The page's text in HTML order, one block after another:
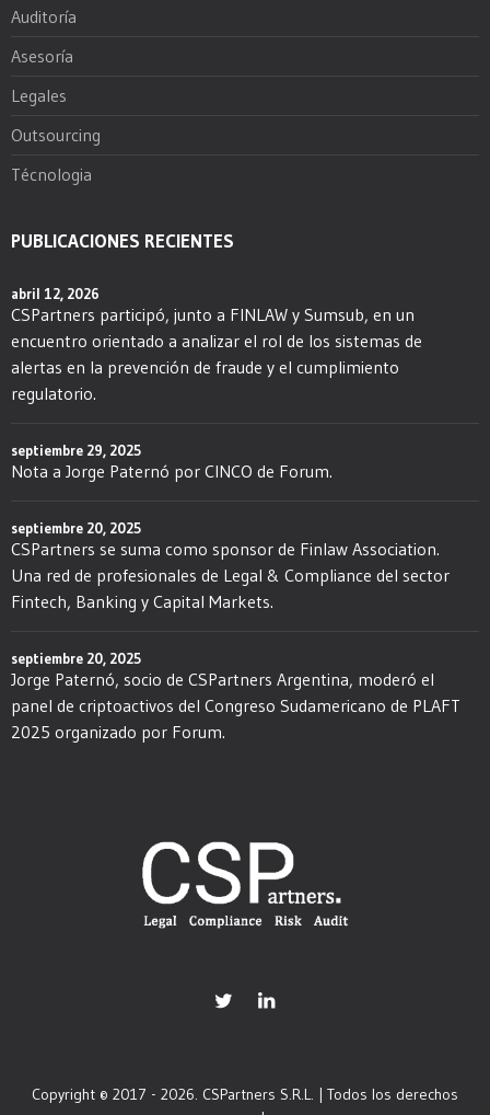
Auditoría
Asesoría
Legales
Outsourcing
Técnologia
PUBLICACIONES RECIENTES
abril 12, 2026
CSPartners participó, junto a FINLAW y Sumsub, en un
encuentro orientado a analizar el rol de los sistemas de
alertas en la prevención de fraude y el cumplimiento
regulatorio.
septiembre 29, 2025
Nota a Jorge Paternó por CINCO de Forum.
septiembre 20, 2025
CSPartners se suma como sponsor de Finlaw Association.
Una red de profesionales de Legal & Compliance del sector
Fintech, Banking y Capital Markets.
septiembre 20, 2025
Jorge Paternó, socio de CSPartners Argentina, moderó el
panel de criptoactivos del Congreso Sudamericano de PLAFT
2025 organizado por Forum.
Copyright © 2017 - 2026. CSPartners S.R.L. | Todos los derechos